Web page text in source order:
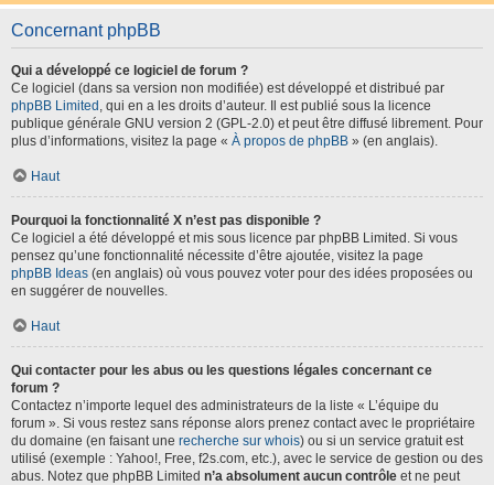
Concernant phpBB
Qui a développé ce logiciel de forum ?
Ce logiciel (dans sa version non modifiée) est développé et distribué par
phpBB Limited , qui en a les droits d’auteur. Il est publié sous la licence
publique générale GNU version 2 (GPL-2.0) et peut être diffusé librement. Pour
plus d’informations, visitez la page « À propos de phpBB » (en anglais).
Haut
Pourquoi la fonctionnalité X n’est pas disponible ?
Ce logiciel a été développé et mis sous licence par phpBB Limited. Si vous
pensez qu’une fonctionnalité nécessite d’être ajoutée, visitez la page
phpBB Ideas (en anglais) où vous pouvez voter pour des idées proposées ou
en suggérer de nouvelles.
Haut
Qui contacter pour les abus ou les questions légales concernant ce
forum ?
Contactez n’importe lequel des administrateurs de la liste « L’équipe du
forum ». Si vous restez sans réponse alors prenez contact avec le propriétaire
du domaine (en faisant une recherche sur whois) ou si un service gratuit est
utilisé (exemple : Yahoo!, Free, f2s.com, etc.), avec le service de gestion ou des
abus. Notez que phpBB Limited n’a absolument aucun contrôle et ne peut